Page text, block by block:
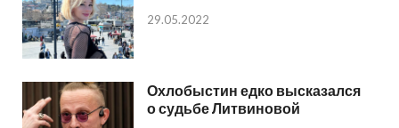
29.05.2022
Охлобыстин едко высказался
о судьбе Литвиновой